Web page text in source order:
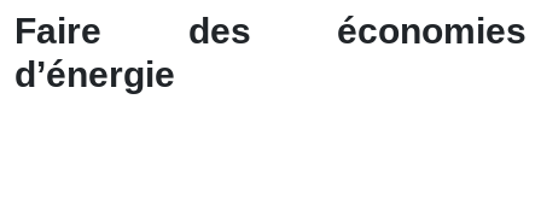
Faire des économies
d’énergie